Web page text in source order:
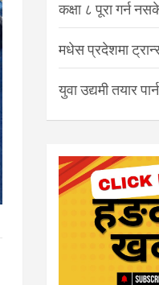
कक्षा ८ पूरा गर्न
मधेस प्रदेशमा
युवा उद्यमी तयार